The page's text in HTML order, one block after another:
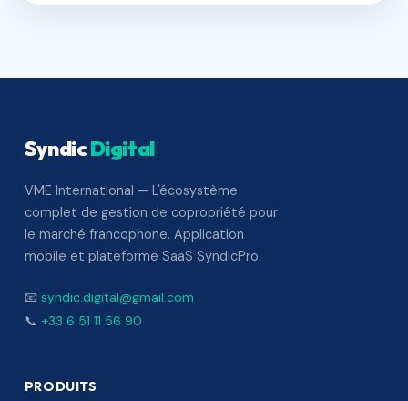
SyndicDigital
VME International — L'écosystème
complet de gestion de copropriété pour
le marché francophone. Application
mobile et plateforme SaaS SyndicPro.
📧 syndic.digital@gmail.com
📞 +33 6 51 11 56 90
PRODUITS